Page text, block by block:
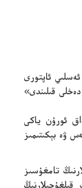
ئەسلىي ئاپتورى
قىلىندى»
ئورۇن ياكى
ۋە بېكىتىمىز
تامغۇسىز